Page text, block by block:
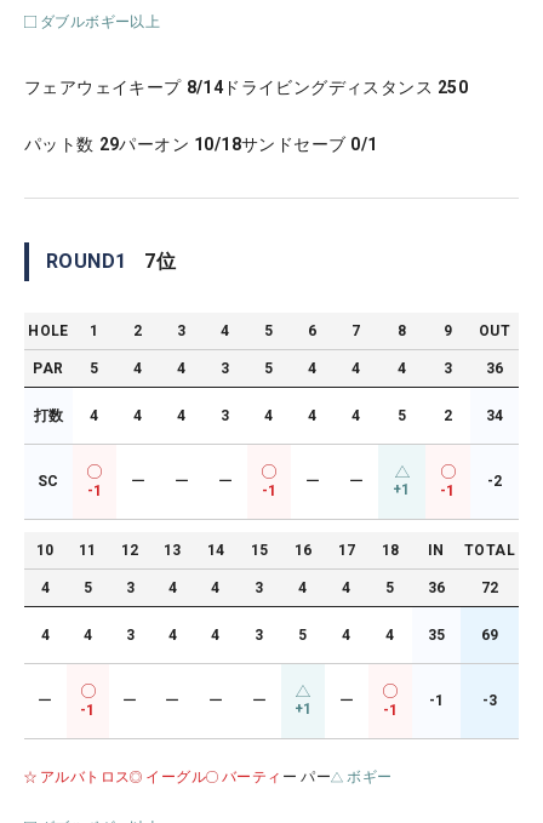
ダブルボギー以上
フェアウェイキープ 8/14 ドライビングディスタンス 250
パット数 29パーオン 10/18サンドセーブ 0/1
ROUND1 7位
HOLE 1 2 3 4 5 6 7 8 9 OUT
PAR 5 4 4 3 5 4 4 4 3 36
打数 4 4 4 3 4 4 4 5 2 34
SC
-1
ー ー ー
-1
ー ー +1 -1
-2
10 11 12 13 14 15 16 17 18 IN TOTAL
4 5 3 4 4 3 4 4 5 36 72
4 4 3 4 4 3 5 4 4 35 69
ー
-1
ー ー ー ー +1 ー
-1
-1 -3
アルバトロス イーグル バーティ ー パー ボギー